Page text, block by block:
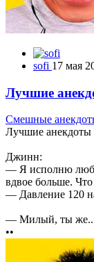
sofi 17 мая
Лучшие
Смешные
Лучшие анекдоты
Джинн:
— Я исполню
вдвое больше.
— Давление 120
— Милый, ты
••